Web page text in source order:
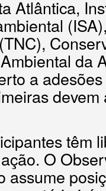
Atlântica,
da
a
têm
O
assume